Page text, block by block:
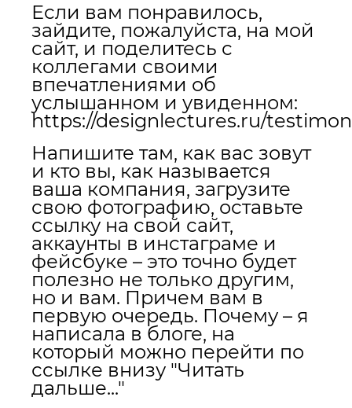
Если вам понравилось,
зайдите, пожалуйста, на мой
сайт, и поделитесь с
коллегами своими
впечатлениями об
услышанном и увиденном:
https://designlectures.ru/
Напишите там, как вас зовут
и кто вы, как называется
ваша компания, загрузите
свою фотографию, оставьте
ссылку на свой сайт,
аккаунты в инстаграме и
фейсбуке – это точно будет
полезно не только другим,
но и вам. Причем вам в
первую очередь. Почему – я
напиcала в блоге, на
который можно перейти по
ссылке внизу "Читать
дальше..."